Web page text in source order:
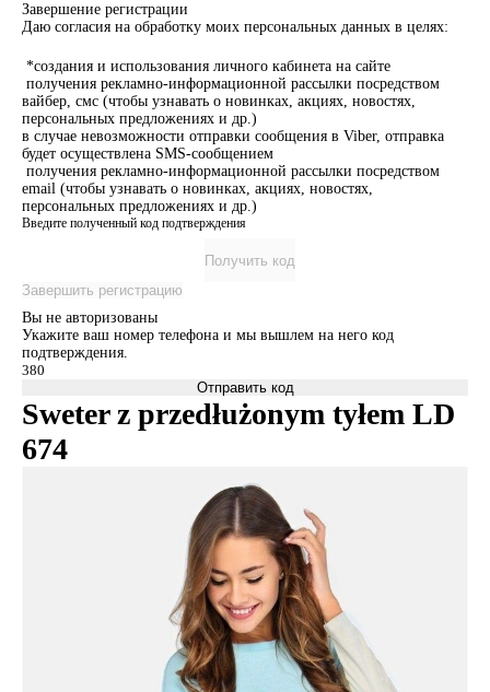
Завершение регистрации
Даю согласия на обработку моих персональных данных в целях:
*создания и использования личного кабинета на сайте
получения рекламно-информационной рассылки посредством
вайбер, смс (чтобы узнавать о новинках, акциях, новостях,
персональных предложениях и др.)
в случае невозможности отправки сообщения в Viber, отправка
будет осуществлена SMS-сообщением
получения рекламно-информационной рассылки посредством
email (чтобы узнавать о новинках, акциях, новостях,
персональных предложениях и др.)
Введите полученный код подтверждения
Получить код
Завершить регистрацию
Вы не авторизованы
Укажите ваш номер телефона и мы вышлем на него код
подтверждения.
Отправить код
Sweter z przedłużonym tyłem LD
674